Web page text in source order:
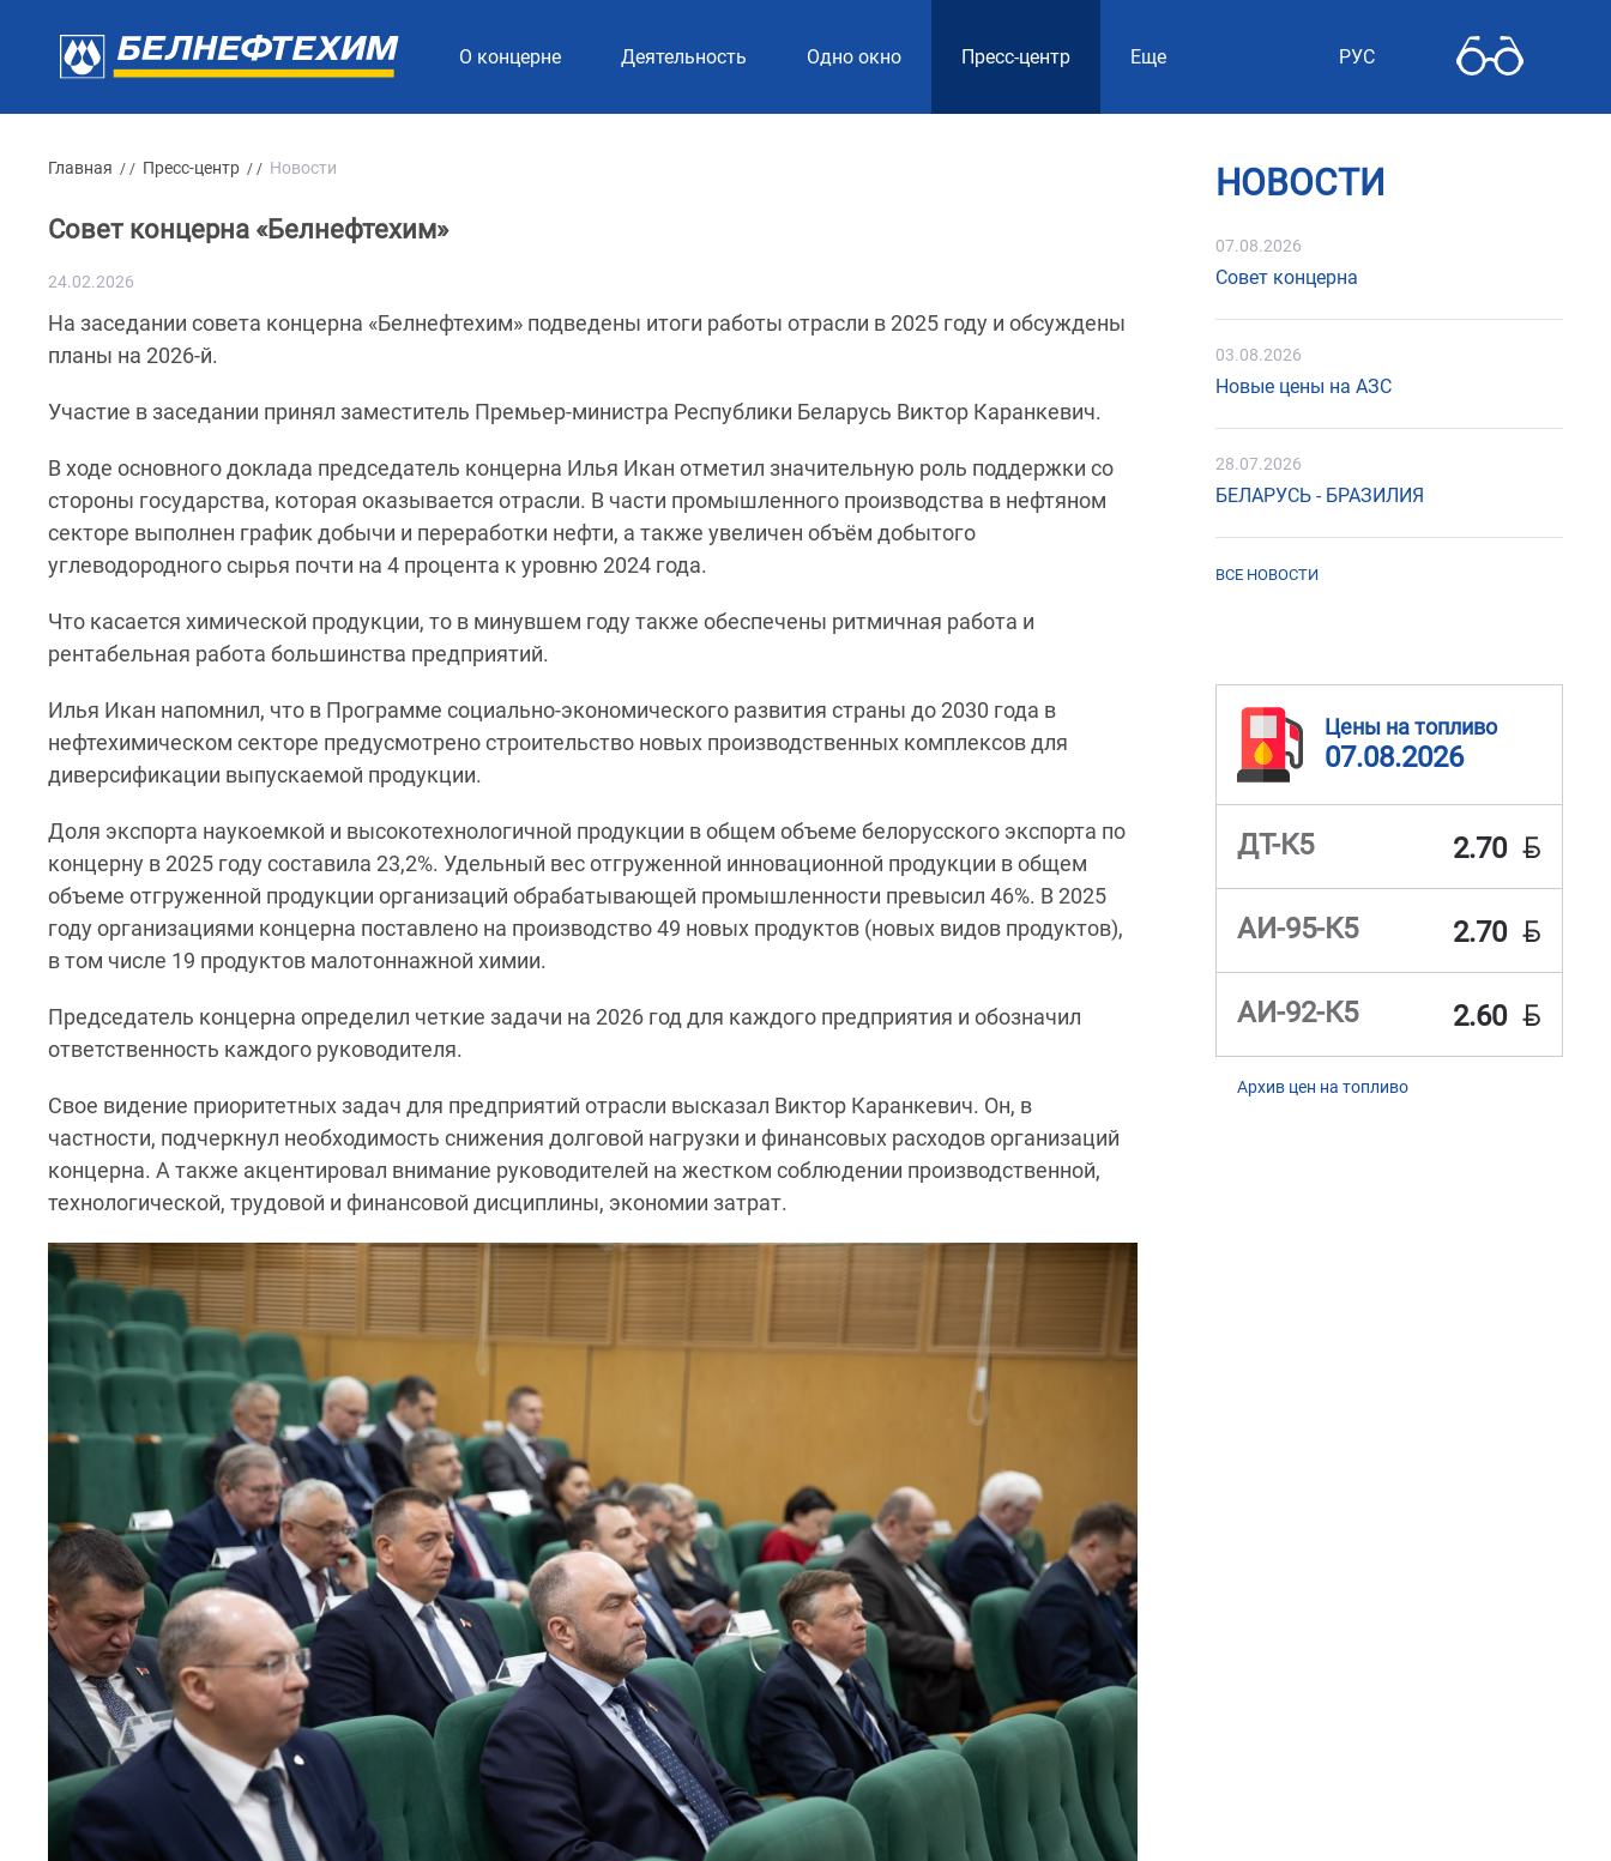
О концерне Деятельность Одно окно Пресс-центр Еще РУС
Главная / / Пресс-центр / / Новости
Совет концерна «Белнефтехим»
24.02.2026
На заседании совета концерна «Белнефтехим» подведены итоги работы отрасли в 2025 году и обсуждены
планы на 2026-й.
Участие в заседании принял заместитель Премьер-министра Республики Беларусь Виктор Каранкевич.
В ходе основного доклада председатель концерна Илья Икан отметил значительную роль поддержки со
стороны государства, которая оказывается отрасли. В части промышленного производства в нефтяном
секторе выполнен график добычи и переработки нефти, а также увеличен объём добытого
углеводородного сырья почти на 4 процента к уровню 2024 года.
Что касается химической продукции, то в минувшем году также обеспечены ритмичная работа и
рентабельная работа большинства предприятий.
Илья Икан напомнил, что в Программе социально-экономического развития страны до 2030 года в
нефтехимическом секторе предусмотрено строительство новых производственных комплексов для
диверсификации выпускаемой продукции.
Доля экспорта наукоемкой и высокотехнологичной продукции в общем объеме белорусского экспорта по
концерну в 2025 году составила 23,2%. Удельный вес отгруженной инновационной продукции в общем
объеме отгруженной продукции организаций обрабатывающей промышленности превысил 46%. В 2025
году организациями концерна поставлено на производство 49 новых продуктов (новых видов продуктов),
в том числе 19 продуктов малотоннажной химии.
Председатель концерна определил четкие задачи на 2026 год для каждого предприятия и обозначил
ответственность каждого руководителя.
Свое видение приоритетных задач для предприятий отрасли высказал Виктор Каранкевич. Он, в
частности, подчеркнул необходимость снижения долговой нагрузки и финансовых расходов организаций
концерна. А также акцентировал внимание руководителей на жестком соблюдении производственной,
технологической, трудовой и финансовой дисциплины, экономии затрат.
НОВОСТИ
07.08.2026
Совет концерна
03.08.2026
Новые цены на АЗС
28.07.2026
БЕЛАРУСЬ - БРАЗИЛИЯ
ВСЕ НОВОСТИ
Цены на топливо
07.08.2026
ДТ-К5 2.70 BYN
АИ-95-К5 2.70 BYN
АИ-92-К5 2.60 BYN
Архив цен на топливо